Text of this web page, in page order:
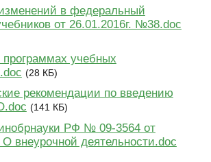
в федеральный
от 26.01.2016г. №38.doc
учебных
(28 КБ)
рекомендации по введению
(141 КБ)
РФ № 09-3564 от
О внеурочной деятельности.doc